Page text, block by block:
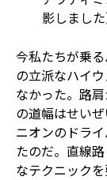
影しました
今私たちが乗
の立派なハイ
なかった。路
の道幅はせい
ニオンのドラ
たのだ。直線
なテクニックを